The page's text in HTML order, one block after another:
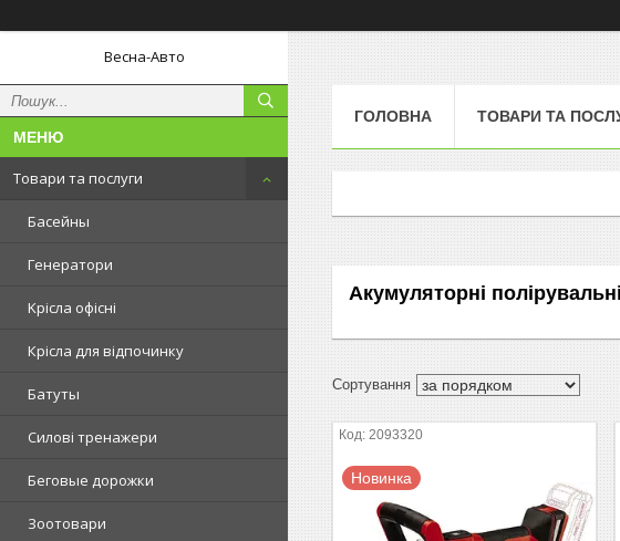
Весна-Авто
Товари та послуги
Басейны
Генератори
Kрісла oфісні
Крісла для відпочинку
Батуты
Силові тренажери
Беговые дорожки
Зоотовари
ГОЛОВНА ТОВАРИ ТА
Акумуляторні
2093320
Новинка